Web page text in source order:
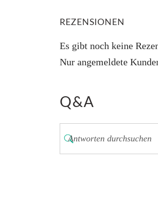
REZENSIONEN
Es gibt noch keine
Nur angemeldete
Q&A